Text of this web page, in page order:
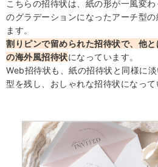
こちらの招待状は、紙の形が一風変
のグラデーションになったアーチ型
ます。
割りピンで留められた招待状で、他
の海外風招待状になっています。
Web招待状も、紙の招待状と同様に
型を残し、おしゃれな招待状になって